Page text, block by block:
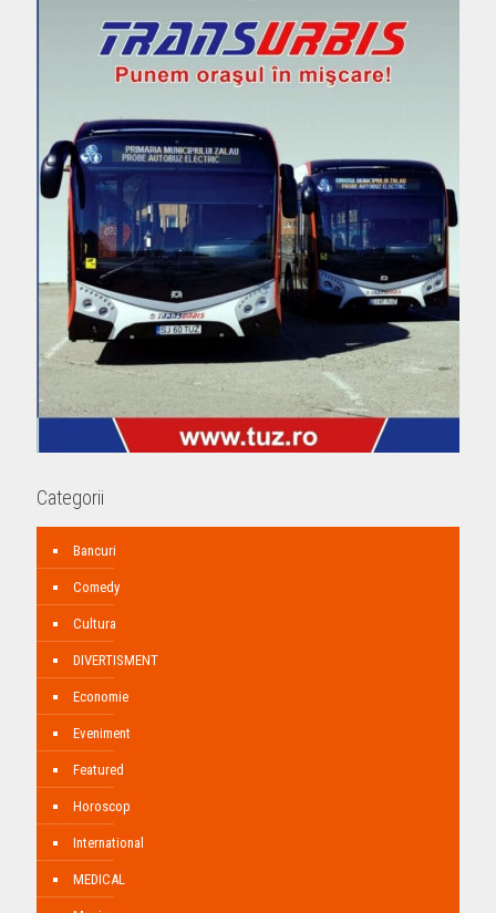
Categorii
Bancuri
Comedy
Cultura
DIVERTISMENT
Economie
Eveniment
Featured
Horoscop
International
MEDICAL